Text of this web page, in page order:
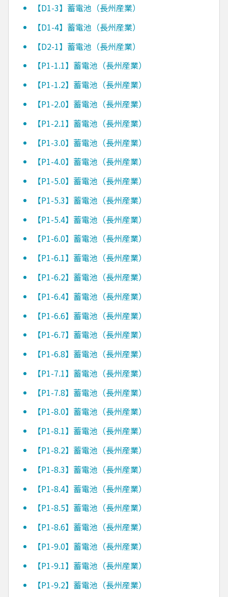
【D1-3】蓄電池（長州産業）
【D1-4】蓄電池（長州産業）
【D2-1】蓄電池（長州産業）
【P1-1.1】蓄電池（長州産業）
【P1-1.2】蓄電池（長州産業）
【P1-2.0】蓄電池（長州産業）
【P1-2.1】蓄電池（長州産業）
【P1-3.0】蓄電池（長州産業）
【P1-4.0】蓄電池（長州産業）
【P1-5.0】蓄電池（長州産業）
【P1-5.3】蓄電池（長州産業）
【P1-5.4】蓄電池（長州産業）
【P1-6.0】蓄電池（長州産業）
【P1-6.1】蓄電池（長州産業）
【P1-6.2】蓄電池（長州産業）
【P1-6.4】蓄電池（長州産業）
【P1-6.6】蓄電池（長州産業）
【P1-6.7】蓄電池（長州産業）
【P1-6.8】蓄電池（長州産業）
【P1-7.1】蓄電池（長州産業）
【P1-7.8】蓄電池（長州産業）
【P1-8.0】蓄電池（長州産業）
【P1-8.1】蓄電池（長州産業）
【P1-8.2】蓄電池（長州産業）
【P1-8.3】蓄電池（長州産業）
【P1-8.4】蓄電池（長州産業）
【P1-8.5】蓄電池（長州産業）
【P1-8.6】蓄電池（長州産業）
【P1-9.0】蓄電池（長州産業）
【P1-9.1】蓄電池（長州産業）
【P1-9.2】蓄電池（長州産業）